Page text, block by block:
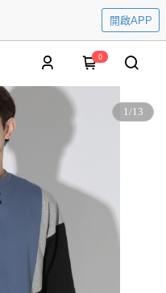
開啟APP
0
1/13